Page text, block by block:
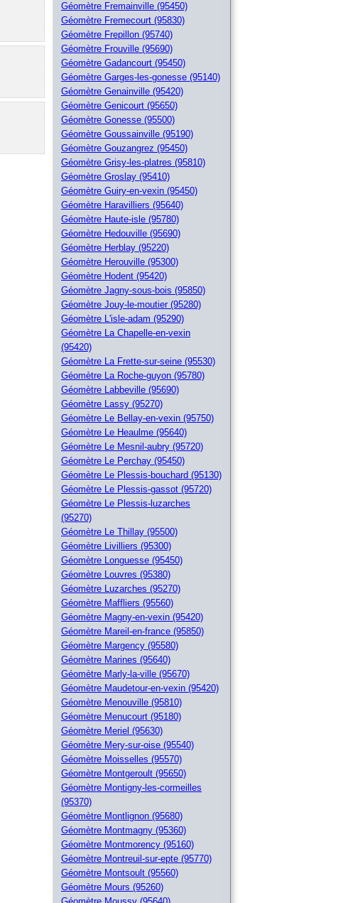
Géomètre Fremainville (95450)
Géomètre Fremecourt (95830)
Géomètre Frepillon (95740)
Géomètre Frouville (95690)
Géomètre Gadancourt (95450)
Géomètre Garges-les-gonesse (95140)
Géomètre Genainville (95420)
Géomètre Genicourt (95650)
Géomètre Gonesse (95500)
Géomètre Goussainville (95190)
Géomètre Gouzangrez (95450)
Géomètre Grisy-les-platres (95810)
Géomètre Groslay (95410)
Géomètre Guiry-en-vexin (95450)
Géomètre Haravilliers (95640)
Géomètre Haute-isle (95780)
Géomètre Hedouville (95690)
Géomètre Herblay (95220)
Géomètre Herouville (95300)
Géomètre Hodent (95420)
Géomètre Jagny-sous-bois (95850)
Géomètre Jouy-le-moutier (95280)
Géomètre L'isle-adam (95290)
Géomètre La Chapelle-en-vexin
(95420)
Géomètre La Frette-sur-seine (95530)
Géomètre La Roche-guyon (95780)
Géomètre Labbeville (95690)
Géomètre Lassy (95270)
Géomètre Le Bellay-en-vexin (95750)
Géomètre Le Heaulme (95640)
Géomètre Le Mesnil-aubry (95720)
Géomètre Le Perchay (95450)
Géomètre Le Plessis-bouchard (95130)
Géomètre Le Plessis-gassot (95720)
Géomètre Le Plessis-luzarches
(95270)
Géomètre Le Thillay (95500)
Géomètre Livilliers (95300)
Géomètre Longuesse (95450)
Géomètre Louvres (95380)
Géomètre Luzarches (95270)
Géomètre Maffliers (95560)
Géomètre Magny-en-vexin (95420)
Géomètre Mareil-en-france (95850)
Géomètre Margency (95580)
Géomètre Marines (95640)
Géomètre Marly-la-ville (95670)
Géomètre Maudetour-en-vexin (95420)
Géomètre Menouville (95810)
Géomètre Menucourt (95180)
Géomètre Meriel (95630)
Géomètre Mery-sur-oise (95540)
Géomètre Moisselles (95570)
Géomètre Montgeroult (95650)
Géomètre Montigny-les-cormeilles
(95370)
Géomètre Montlignon (95680)
Géomètre Montmagny (95360)
Géomètre Montmorency (95160)
Géomètre Montreuil-sur-epte (95770)
Géomètre Montsoult (95560)
Géomètre Mours (95260)